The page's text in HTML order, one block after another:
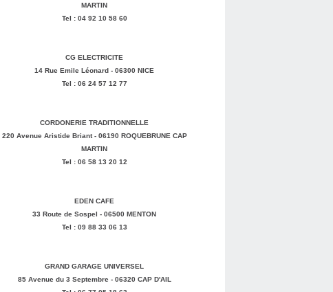
MARTIN
Tel : 04 92 10 58 60
CG ELECTRICITE
14 Rue Emile Léonard - 06300 NICE
Tel : 06 24 57 12 77
CORDONERIE TRADITIONNELLE
220 Avenue Aristide Briant - 06190 ROQUEBRUNE CAP
MARTIN
Tel : 06 58 13 20 12
EDEN CAFE
33 Route de Sospel - 06500 MENTON
Tel : 09 88 33 06 13
GRAND GARAGE UNIVERSEL
85 Avenue du 3 Septembre - 06320 CAP D'AIL